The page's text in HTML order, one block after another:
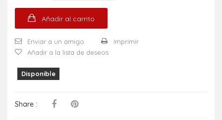
Añadir al carrito
Enviar a un amigo
Imprimir
Añadir a la lista de deseos
Disponible
Share :